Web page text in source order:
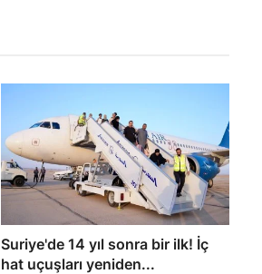
Suriye'de 14 yıl sonra bir ilk! İç
hat uçuşları yeniden...